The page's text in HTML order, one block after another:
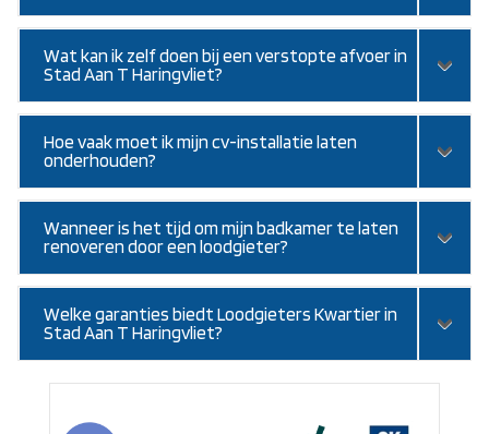
Wat kan ik zelf doen bij een verstopte afvoer in
Stad Aan T Haringvliet?
Hoe vaak moet ik mijn cv-installatie laten
onderhouden?
Wanneer is het tijd om mijn badkamer te laten
renoveren door een loodgieter?
Welke garanties biedt Loodgieters Kwartier in
Stad Aan T Haringvliet?